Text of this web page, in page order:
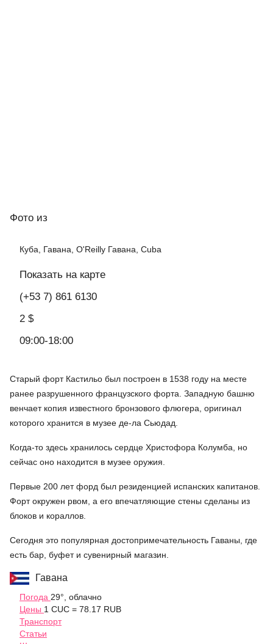
Фото из
Куба, Гавана, O'Reilly Гавана, Cuba
Показать на карте
(+53 7) 861 6130
2 $
09:00-18:00
Старый форт Кастильо был построен в 1538 году на месте
ранее разрушенного французского форта. Западную башню
венчает копия известного бронзового флюгера, оригинал
которого хранится в музее де-ла Сьюдад.
Когда-то здесь хранилось сердце Христофора Колумба, но
сейчас оно находится в музее оружия.
Первые 200 лет форд был резиденцией испанских капитанов.
Форт окружен рвом, а его впечатляющие стены сделаны из
блоков и кораллов.
Сегодня это популярная достопримечательность Гаваны, где
есть бар, буфет и сувенирный магазин.
Гавана
Погода 29°, облачно
Цены 1 CUC = 78.17 RUB
Транспорт
Статьи